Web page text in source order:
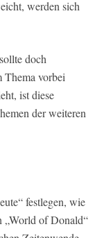
werden sich
doch
Thema vorbei
ist diese
der weiteren
festlegen, wie
„World of Donald“